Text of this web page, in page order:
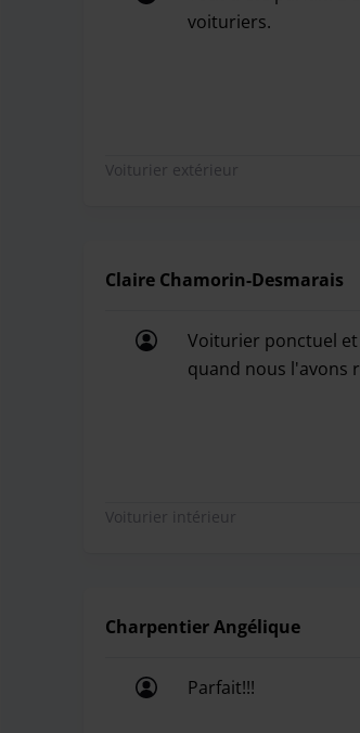
voituriers.
Voiturier extérieur
Claire Chamorin-Desmarais
Voiturier ponctuel
quand nous l'avons
Voiturier intérieur
Charpentier Angélique
Parfait!!!